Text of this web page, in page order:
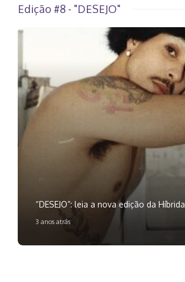
Edição #8 - "DESEJO"
“DESEJO”: leia a nova edição da Híbrida
3 anos atrás